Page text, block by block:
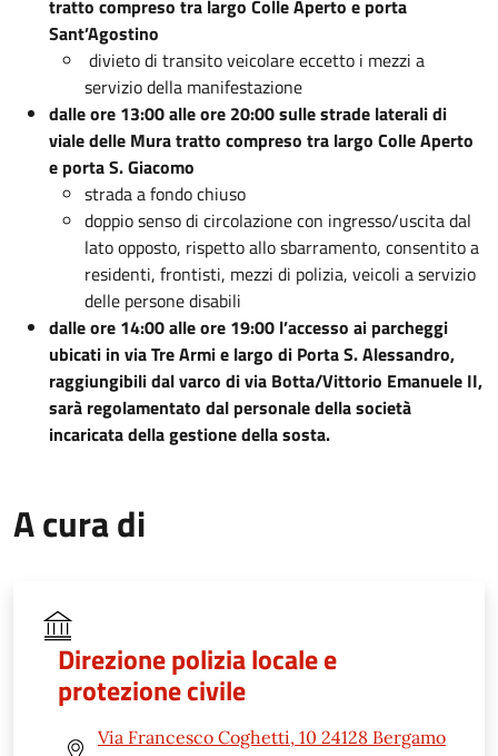
tratto compreso tra largo Colle Aperto e porta
Sant’Agostino
divieto di transito veicolare eccetto i mezzi a
servizio della manifestazione
dalle ore 13:00 alle ore 20:00 sulle strade laterali di
viale delle Mura tratto compreso tra largo Colle Aperto
e porta S. Giacomo
strada a fondo chiuso
doppio senso di circolazione con ingresso/uscita dal
lato opposto, rispetto allo sbarramento, consentito a
residenti, frontisti, mezzi di polizia, veicoli a servizio
delle persone disabili
dalle ore 14:00 alle ore 19:00 l’accesso ai parcheggi
ubicati in via Tre Armi e largo di Porta S. Alessandro,
raggiungibili dal varco di via Botta/Vittorio Emanuele II,
sarà regolamentato dal personale della società
incaricata della gestione della sosta.
A cura di
Direzione polizia locale e
protezione civile
Via Francesco Coghetti, 10 24128 Bergamo